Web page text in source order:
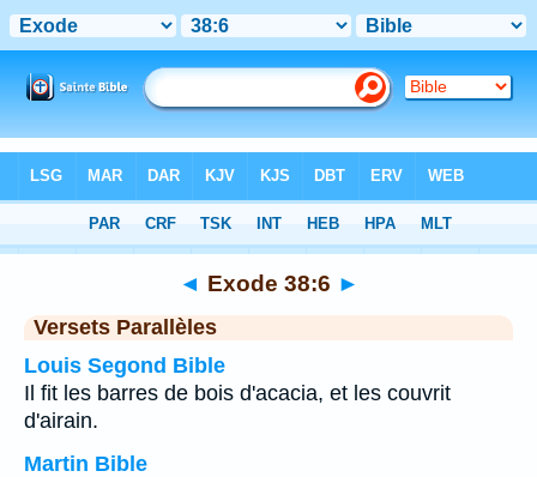
Chapitre 38> Verset 6
◄ Exode 38:6 ►
Versets Parallèles
Louis Segond Bible
Il fit les barres de bois d'acacia, et les couvrit
d'airain.
Martin Bible